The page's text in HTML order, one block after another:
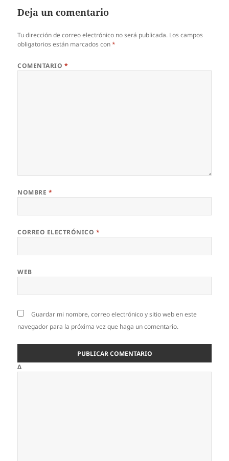
Deja un comentario
Tu dirección de correo electrónico no será publicada. Los campos
obligatorios están marcados con*
COMENTARIO *
NOMBRE *
CORREO ELECTRÓNICO *
WEB
Guardar mi nombre, correo electrónico y sitio web en este
navegador para la próxima vez que haga un comentario.
Δ